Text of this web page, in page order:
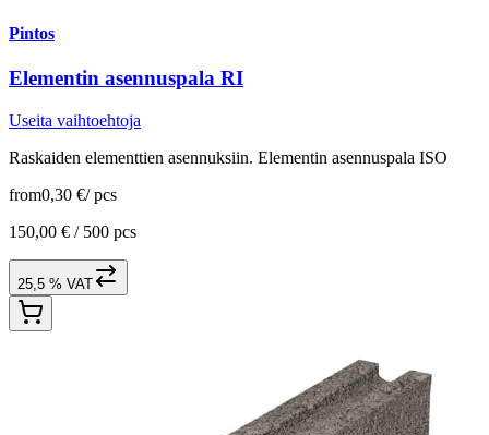
Pintos
Elementin asennuspala RI
Useita vaihtoehtoja
Raskaiden elementtien asennuksiin. Elementin asennuspala ISO
from0,30 €/ pcs
150,00 € / 500 pcs
25,5 % VAT